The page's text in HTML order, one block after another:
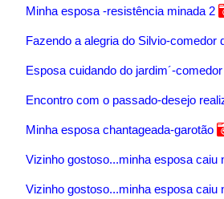
Minha esposa -resistência minada 2
Fazendo a alegria do Silvio-comedor
Esposa cuidando do jardim´-
Encontro com o passado-desejo
Minha esposa chantageada-garotão
Vizinho gostoso...minha esposa caiu
Vizinho gostoso...minha esposa caiu